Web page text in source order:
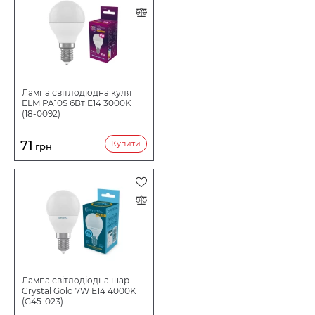
Лампа світлодіодна куля
ELM PA10S 6Вт E14 3000K
(18-0092)
71 грн Купити
Лампа світлодіодна шар
Crystal Gold 7W E14 4000K
(G45-023)